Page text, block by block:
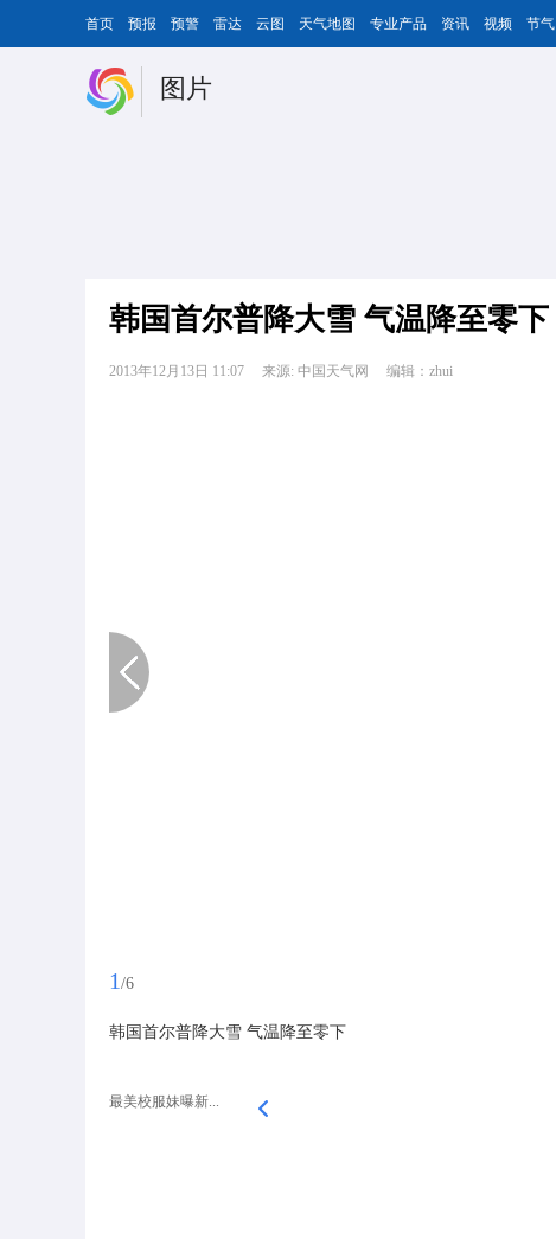
首页 预报 预警 雷达 云图 天气地图 专业产品 资讯 视频 节气
图片
韩国首尔普降大雪 气温降至零下
2013年12月13日 11:07 来源: 中国天气网 编辑：zhui
1 /6
韩国首尔普降大雪 气温降至零下
最美校服妹曝新...